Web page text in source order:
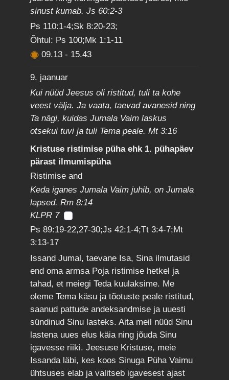
sinust kumab. Js 60:2-3
Ps 110:1-4;Sk 8:20-23;
Õhtul: Ps 100;Mk 1:1-11
09.13- 15.43
9. jaanuar
Kui nüüd Jeesus oli ristitud, tuli ta kohe
veest välja. Ja vaata, taevad avanesid ning
Ta nägi, kuidas Jumala Vaim laskus
otsekui tuvi ja tuli Tema peale. Mt 3:16
Kristuse ristimise püha ehk 1. pühapäev
pärast ilmumispüha
Ristimise and
Keda iganes Jumala Vaim juhib, on Jumala
lapsed. Rm 8:14
KLPR 7
Ps 89:19-22,27-30;Js 42:1-4;Tt 3:4-7;Mt
3:13-17
Issand Jumal, taevane Isa, Sina ilmutasid
end oma armsa Poja ristimise hetkel ja
tahad, et meiegi Teda kuulaksime. Me
oleme Tema käsu ja tõotuste peale ristitud,
saanud pattude andeksandmise ja uuesti
sündinud Sinu lasteks. Aita meil nüüd Sinu
lastena uues elus käia ning jõuda Sinu
igavesse riiki. Jeesuse Kristuse, meie
Issanda läbi, kes koos Sinuga Püha Vaimu
ühtsuses elab ja valitseb igavesest ajast